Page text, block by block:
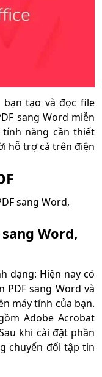
bạn tạo và đọc file
sang Word miễn
tính năng cần thiết
hỗ trợ cả trên điện
sang Word,
Word,
dạng: Hiện nay có
PDF sang Word và
máy tính của bạn.
Adobe Acrobat
khi cài đặt phần
chuyển đổi tập tin